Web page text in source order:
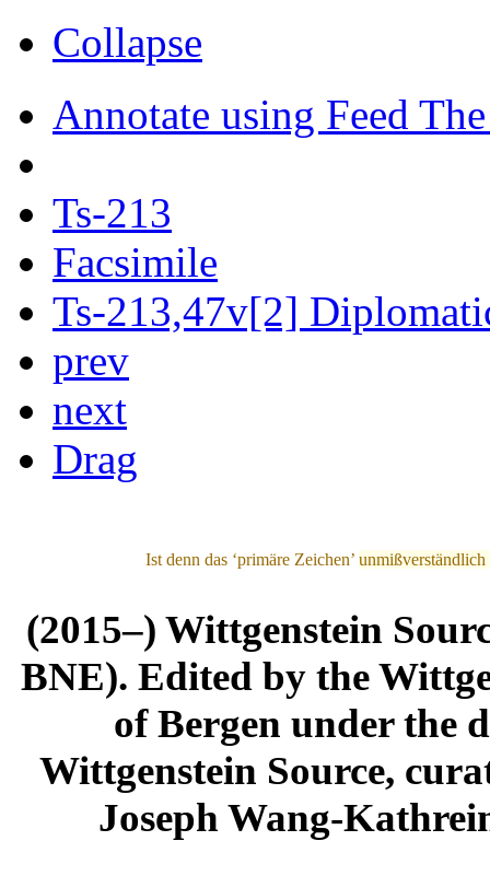
Collapse
Annotate using Feed
Ts-213
Facsimile
Ts-213,47v[2]
prev
next
Drag
Ist denn das ‘primäre Zeichen’ unmißverständlich
(2015–) Wittgenstein
BNE). Edited by the
of Bergen under the
Wittgenstein Source,
Joseph Wang-